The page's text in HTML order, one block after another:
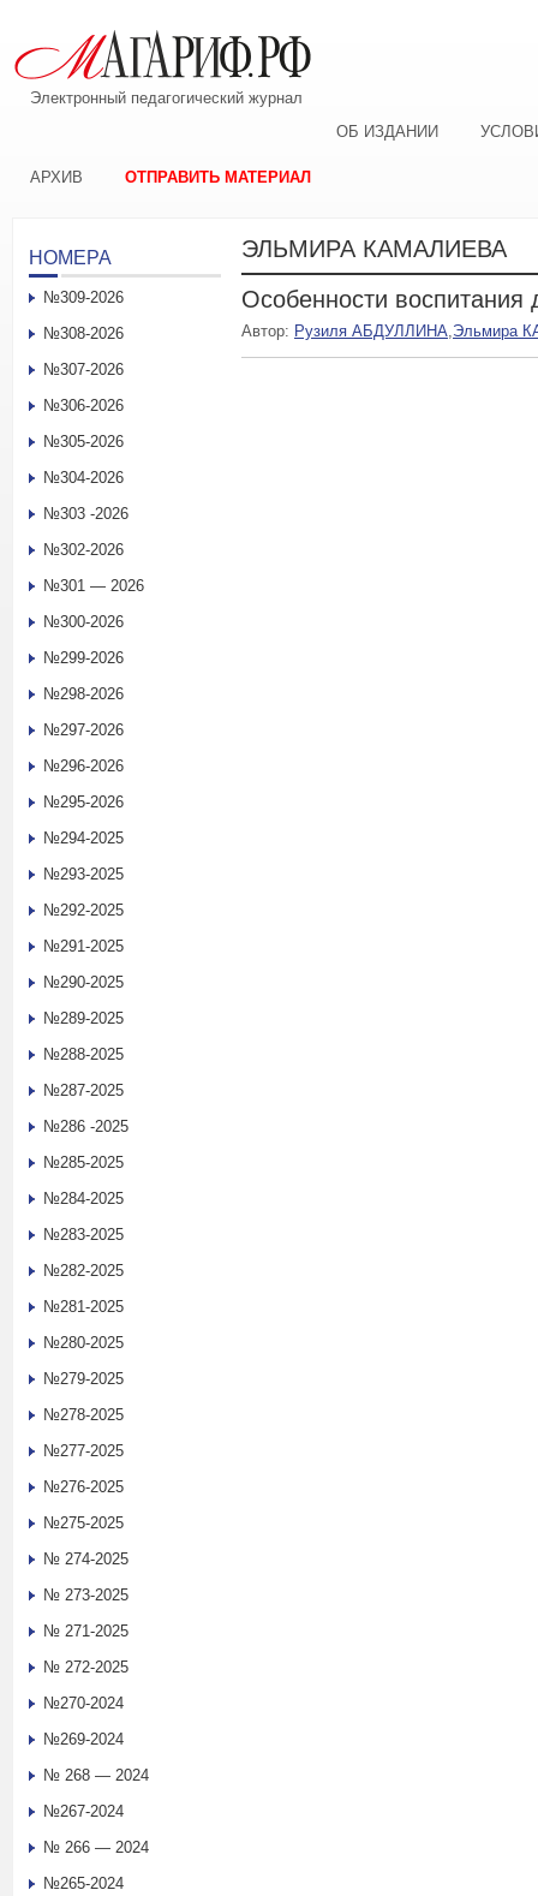
Электронный педагогический журнал
ОБ ИЗДАНИИ
АРХИВ ОТПРАВИТЬ МАТЕРИАЛ
ЭЛЬМИРА КАМАЛИЕВА
Особенности воспитания
Автор: Рузиля АБДУЛЛИНА,Эльмира
НОМЕРА
№309-2026
№308-2026
№307-2026
№306-2026
№305-2026
№304-2026
№303 -2026
№302-2026
№301 — 2026
№300-2026
№299-2026
№298-2026
№297-2026
№296-2026
№295-2026
№294-2025
№293-2025
№292-2025
№291-2025
№290-2025
№289-2025
№288-2025
№287-2025
№286 -2025
№285-2025
№284-2025
№283-2025
№282-2025
№281-2025
№280-2025
№279-2025
№278-2025
№277-2025
№276-2025
№275-2025
№ 274-2025
№ 273-2025
№ 271-2025
№ 272-2025
№270-2024
№269-2024
№ 268 — 2024
№267-2024
№ 266 — 2024
№265-2024